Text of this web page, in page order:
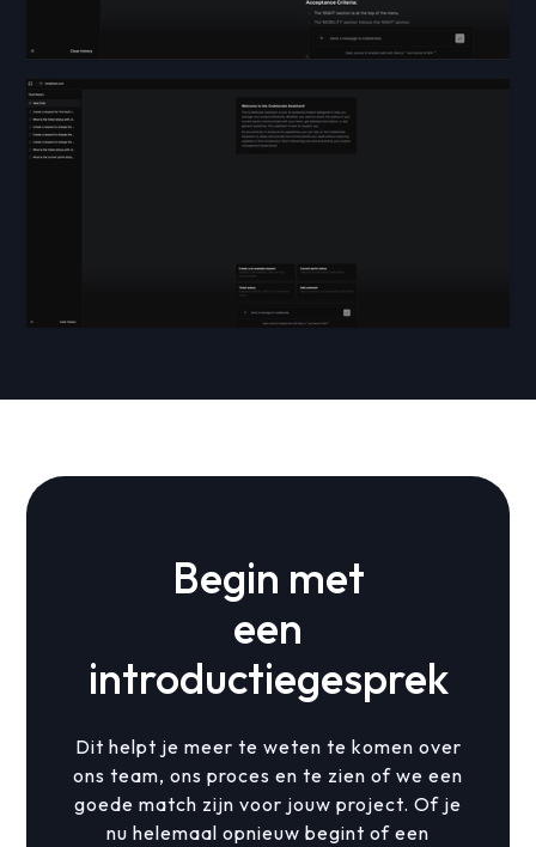
Begin met
een
introductiegesprek
Dit helpt je meer te weten te komen over
ons team, ons proces en te zien of we een
goede match zijn voor jouw project. Of je
nu helemaal opnieuw begint of een